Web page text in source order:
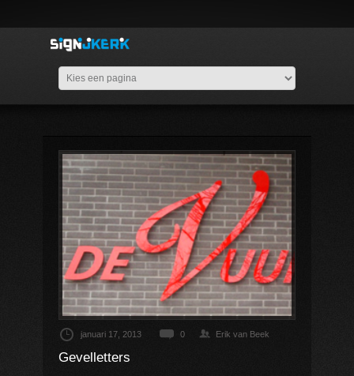
januari 17, 2013 0 Erik van Beek
Gevelletters